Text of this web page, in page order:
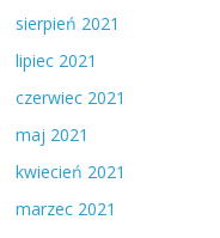
sierpień 2021
lipiec 2021
czerwiec 2021
maj 2021
kwiecień 2021
marzec 2021